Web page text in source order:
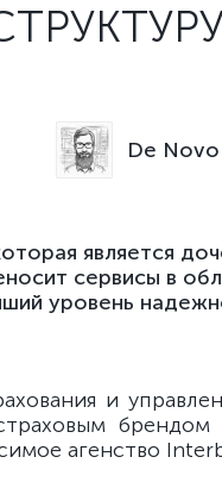
De
является
сервисы в
уровень
и
агенство